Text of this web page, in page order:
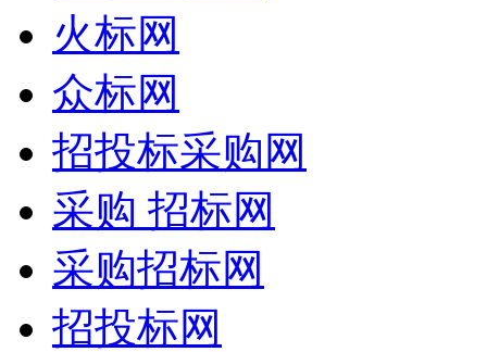
火标网
众标网
招投标采购网
采购 招标网
采购招标网
招投标网